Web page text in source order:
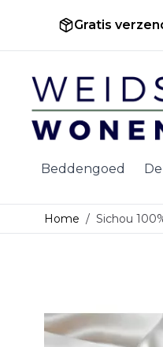
Gratis
Ga naar de inhoud
Beddengoed
Home / Sichou